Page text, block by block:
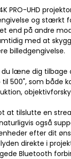
PRO-UHD
og stærkt
end på andre
med at
billedgengivelse.
du læne dig tilbage
500", som både
at tilslutte en
også
efter dit
direkte i
Bluetooth